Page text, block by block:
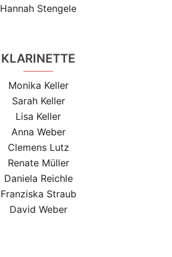
Hannah Stengele
KLARINETTE
Monika Keller
Sarah Keller
Lisa Keller
Anna Weber
Clemens Lutz
Renate Müller
Daniela Reichle
Franziska Straub
David Weber